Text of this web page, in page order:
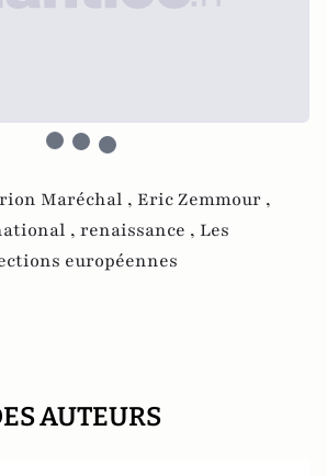
Maréchal , Eric Zemmour ,
, renaissance , Les
européennes
AUTEURS